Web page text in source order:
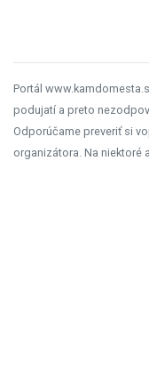
Portál
podujatí a preto
Odporúčame preveriť si
organizátora. Na niektoré